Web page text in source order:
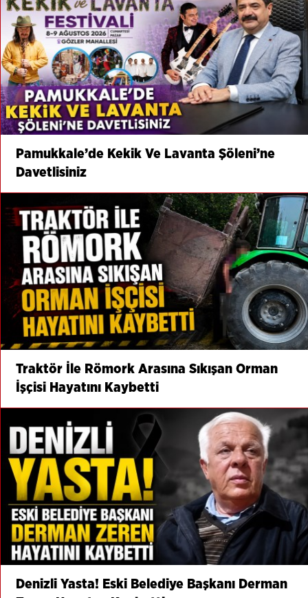
Pamukkale’de Kekik Ve Lavanta Şöleni’ne
Davetlisiniz
Traktör İle Römork Arasına Sıkışan Orman
İşçisi Hayatını Kaybetti
Denizli Yasta! Eski Belediye Başkanı Derman